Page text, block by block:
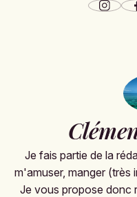
Je fais partie de la
m'amuser, manger (très
Je vous propose donc